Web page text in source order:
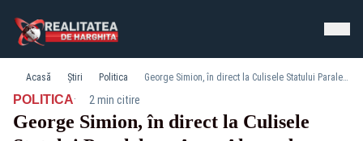
Acasă Știri Politica George Simion, în direct la Culisele Statului Paralel, cu Anca Alexandrescu
POLITICA· 2 min citire
George Simion, în direct la Culisele